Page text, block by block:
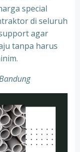
special
di seluruh
agar
tanpa harus